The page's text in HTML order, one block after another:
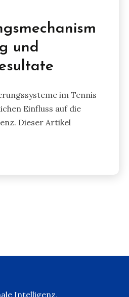
und
im Tennis
Einfluss auf die
Dieser Artikel
Intelligenz,